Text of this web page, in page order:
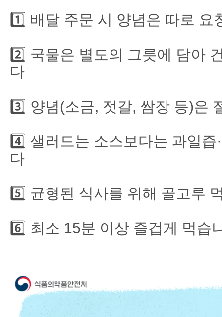
1️⃣ 배달 주문 시 양념은 따로 요
2️⃣ 국물은 별도의 그릇에 담아
다
3️⃣ 양념(소금, 젓갈, 쌈장 등)은
4️⃣ 샐러드는 소스보다는 과일즙
다
5️⃣ 균형된 식사를 위해 골고루
6️⃣ 최소 15분 이상 즐겁게 먹습